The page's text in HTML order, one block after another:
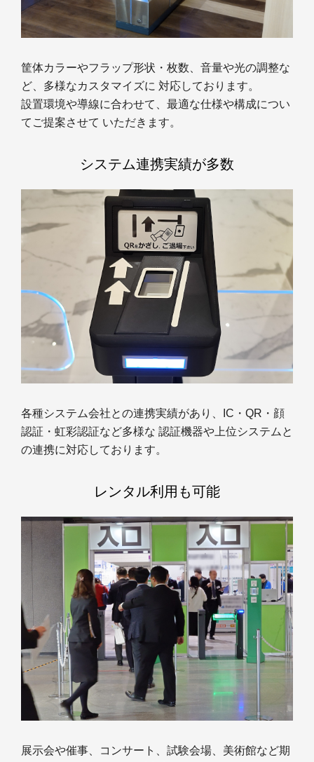
筐体カラーやフラップ形状・枚数、音量や光の調整な
ど、多様なカスタマイズに 対応しております。
設置環境や導線に合わせて、最適な仕様や構成につい
てご提案させて いただきます。
システム連携実績が多数
各種システム会社との連携実績があり、IC・QR・顔
認証・虹彩認証など多様な 認証機器や上位システムと
の連携に対応しております。
レンタル利用も可能
展示会や催事、コンサート、試験会場、美術館など期